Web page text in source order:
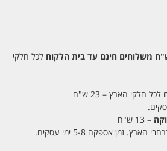
משלוחים חינם עד בית הלקוח לכל חלקי
לכל חלקי הארץ – 23 ש"ח
– 13 ש"ח